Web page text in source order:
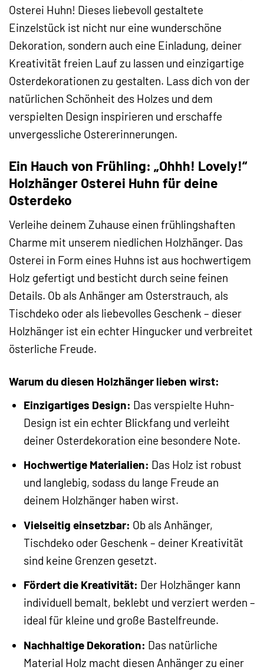
Osterei Huhn! Dieses liebevoll gestaltete
Einzelstück ist nicht nur eine wunderschöne
Dekoration, sondern auch eine Einladung, deiner
Kreativität freien Lauf zu lassen und einzigartige
Osterdekorationen zu gestalten. Lass dich von der
natürlichen Schönheit des Holzes und dem
verspielten Design inspirieren und erschaffe
unvergessliche Ostererinnerungen.
Ein Hauch von Frühling: „Ohhh! Lovely!“
Holzhänger Osterei Huhn für deine
Osterdeko
Verleihe deinem Zuhause einen frühlingshaften
Charme mit unserem niedlichen Holzhänger. Das
Osterei in Form eines Huhns ist aus hochwertigem
Holz gefertigt und besticht durch seine feinen
Details. Ob als Anhänger am Osterstrauch, als
Tischdeko oder als liebevolles Geschenk – dieser
Holzhänger ist ein echter Hingucker und verbreitet
österliche Freude.
Warum du diesen Holzhänger lieben wirst:
Einzigartiges Design: Das verspielte Huhn-
Design ist ein echter Blickfang und verleiht
deiner Osterdekoration eine besondere Note.
Hochwertige Materialien: Das Holz ist robust
und langlebig, sodass du lange Freude an
deinem Holzhänger haben wirst.
Vielseitig einsetzbar: Ob als Anhänger,
Tischdeko oder Geschenk – deiner Kreativität
sind keine Grenzen gesetzt.
Fördert die Kreativität: Der Holzhänger kann
individuell bemalt, beklebt und verziert werden –
ideal für kleine und große Bastelfreunde.
Nachhaltige Dekoration: Das natürliche
Material Holz macht diesen Anhänger zu einer